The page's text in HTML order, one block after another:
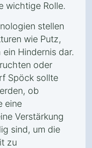
wichtige Rolle.
stellen
wie Putz,
Hindernis dar.
oder
Spöck sollte
ob
eine
Verstärkung
sind, um die
zu